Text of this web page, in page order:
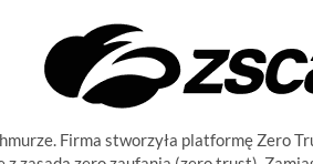
Firma stworzyła platformę Zero